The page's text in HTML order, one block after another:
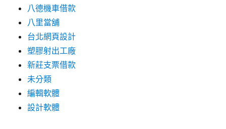
八德機車借款
八里當舖
台北網頁設計
塑膠射出工廠
新莊支票借款
未分類
編輯軟體
設計軟體